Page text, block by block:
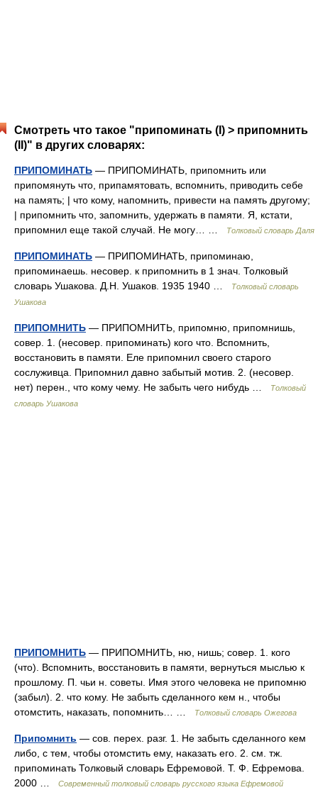
Смотреть что такое "припоминать (I) > припомнить
(II)" в других словарях:
ПРИПОМИНАТЬ — ПРИПОМИНАТЬ, припомнить или
припомянуть что, припамятовать, вспомнить, приводить себе
на память; | что кому, напомнить, привести на память другому;
| припомнить что, запомнить, удержать в памяти. Я, кстати,
припомнил еще такой случай. Не могу… …
Толковый словарь Даля
ПРИПОМИНАТЬ — ПРИПОМИНАТЬ, припоминаю,
припоминаешь. несовер. к припомнить в 1 знач. Толковый
словарь Ушакова. Д.Н. Ушаков. 1935 1940 …
Толковый словарь
Ушакова
ПРИПОМНИТЬ — ПРИПОМНИТЬ, припомню, припомнишь,
совер. 1. (несовер. припоминать) кого что. Вспомнить,
восстановить в памяти. Еле припомнил своего старого
сослуживца. Припомнил давно забытый мотив. 2. (несовер.
нет) перен., что кому чему. Не забыть чего нибудь …
Толковый
словарь Ушакова
ПРИПОМНИТЬ — ПРИПОМНИТЬ, ню, нишь; совер. 1. кого
(что). Вспомнить, восстановить в памяти, вернуться мыслью к
прошлому. П. чьи н. советы. Имя этого человека не припомню
(забыл). 2. что кому. Не забыть сделанного кем н., чтобы
отомстить, наказать, попомнить… …
Толковый словарь Ожегова
Припомнить — сов. перех. разг. 1. Не забыть сделанного кем
либо, с тем, чтобы отомстить ему, наказать его. 2. см. тж.
припоминать Толковый словарь Ефремовой. Т. Ф. Ефремова.
2000 …
Современный толковый словарь русского языка Ефремовой